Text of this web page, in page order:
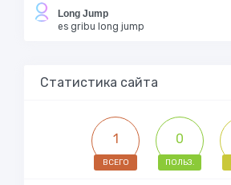
Long Jump
es gribu long jump
Статистика сайта
1
ВСЕГО
0
ПОЛЬЗ.